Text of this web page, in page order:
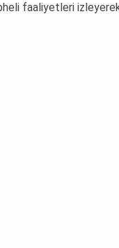
faaliyetleri